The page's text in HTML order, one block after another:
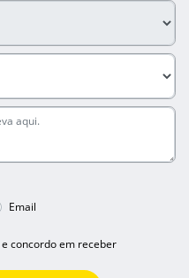
Email
e concordo em receber